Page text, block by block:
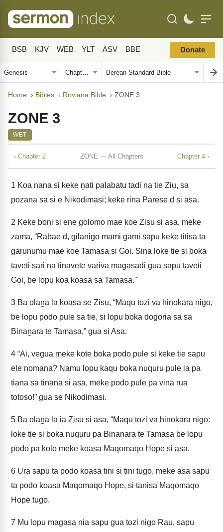
BSB KJV WEB YLT ASV BBE Donate
Home › Bibles › Roviana Bible › ZONE 3
ZONE 3
WBT
‹ Chapter 2 ZONE — All Chapters Chapter 4 ›
1 Koa nana si keke ṉati palabatu tadi na tie Ziu, sa
pozana sa si e Nikodimasi; keke rina Parese d si asa.
2 Keke boṉi si ene golomo mae koe Zisu si asa, meke
zama, “Rabae d, gilanigo mami gami sapu keke titisa ta
garunumu mae koe Tamasa si Goi. Sina loke tie si boka
taveti sari na tinavete variva magasadi gua sapu taveti
Goi, be lopu koa koasa sa Tamasa."
3 Ba olaṉa la koasa se Zisu, “Maqu tozi va hinokara nigo,
be lopu podo pule sa tie, si lopu boka dogoria sa sa
Binaṉara te Tamasa,” gua si Asa.
4 “Ai, vegua meke kote boka podo pule si keke tie sapu
ele nomana? Namu lopu kaqu boka nuquru pule la pa
tiana sa tinana si asa, meke podo pule pa vina rua
totoso!” gua se Nikodimasi.
5 Ba olaṉa la ia Zisu si asa, “Maqu tozi va hinokara nigo:
loke tie si boka nuquru pa Binaṉara te Tamasa be lopu
podo pa kolo meke koasa Maqomaqo Hope si asa.
6 Ura sapu ta podo koasa tini si tini tugo, meke asa sapu
ta podo koasa Maqomaqo Hope, si tanisa Maqomaqo
Hope tugo.
7 Mu lopu magasa nia sapu gua tozi nigo Rau, sapu